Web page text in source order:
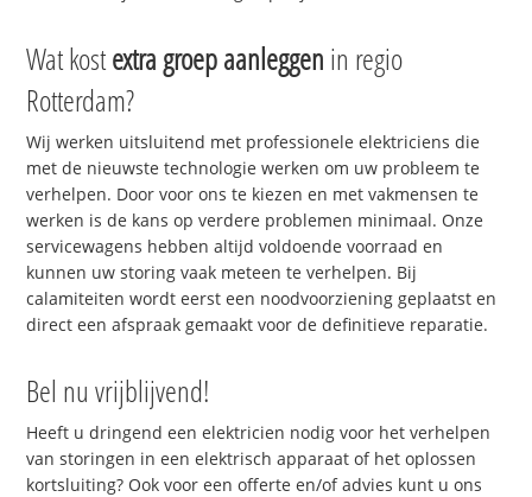
Wat kostextra groep aanleggen in regio
Rotterdam?
Wij werken uitsluitend met professionele elektriciens die
met de nieuwste technologie werken om uw probleem te
verhelpen. Door voor ons te kiezen en met vakmensen te
werken is de kans op verdere problemen minimaal. Onze
servicewagens hebben altijd voldoende voorraad en
kunnen uw storing vaak meteen te verhelpen. Bij
calamiteiten wordt eerst een noodvoorziening geplaatst en
direct een afspraak gemaakt voor de definitieve reparatie.
Bel nu vrijblijvend!
Heeft u dringend een elektricien nodig voor het verhelpen
van storingen in een elektrisch apparaat of het oplossen
kortsluiting? Ook voor een offerte en/of advies kunt u ons